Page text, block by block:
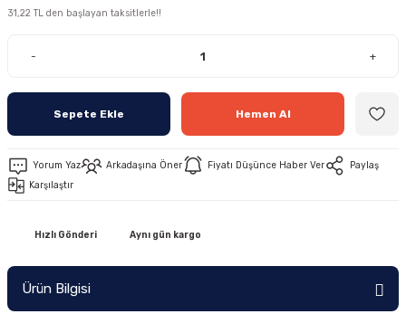
31,22 TL den başlayan taksitlerle!!
- +
Sepete Ekle Hemen Al
Yorum Yaz Arkadaşına Öner Fiyatı Düşünce Haber Ver
Paylaş
Karşılaştır
Hızlı Gönderi Aynı gün kargo
Ürün Bilgisi